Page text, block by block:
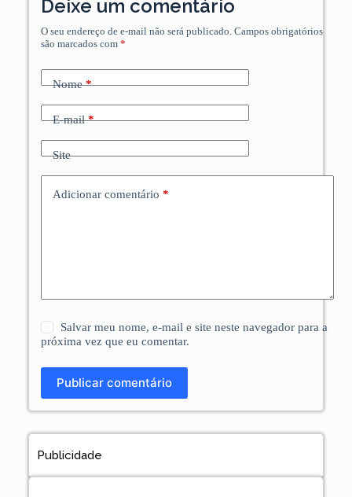
Deixe um comentário
O seu endereço de e-mail não será publicado. Campos obrigatórios
são marcados com *
Nome*
E-mail*
Site
Adicionar comentário *
Salvar meu nome, e-mail e site neste navegador para a
próxima vez que eu comentar.
Publicar comentário
Publicidade